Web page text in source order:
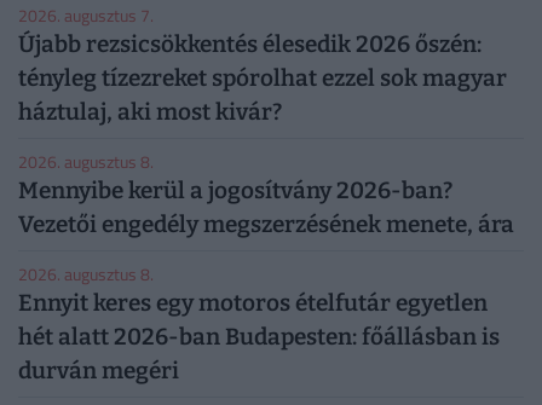
2026. augusztus 7.
Újabb rezsicsökkentés élesedik 2026 őszén:
tényleg tízezreket spórolhat ezzel sok magyar
háztulaj, aki most kivár?
2026. augusztus 8.
Mennyibe kerül a jogosítvány 2026-ban?
Vezetői engedély megszerzésének menete, ára
2026. augusztus 8.
Ennyit keres egy motoros ételfutár egyetlen
hét alatt 2026-ban Budapesten: főállásban is
durván megéri